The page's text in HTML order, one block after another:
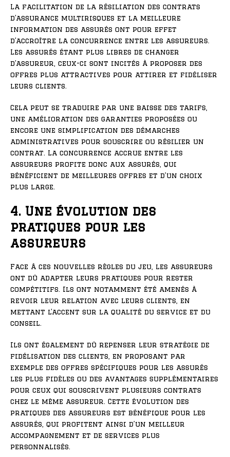
La facilitation de la résiliation des contrats
d’assurance multirisques et la meilleure
information des assurés ont pour effet
d’accroître la concurrence entre les assureurs.
Les assurés étant plus libres de changer
d’assureur, ceux-ci sont incités à proposer des
offres plus attractives pour attirer et fidéliser
leurs clients.
Cela peut se traduire par une baisse des tarifs,
une amélioration des garanties proposées ou
encore une simplification des démarches
administratives pour souscrire ou résilier un
contrat. La concurrence accrue entre les
assureurs profite donc aux assurés, qui
bénéficient de meilleures offres et d’un choix
plus large.
4. Une évolution des
pratiques pour les
assureurs
Face à ces nouvelles règles du jeu, les assureurs
ont dû adapter leurs pratiques pour rester
compétitifs. Ils ont notamment été amenés à
revoir leur relation avec leurs clients, en
mettant l’accent sur la qualité du service et du
conseil.
Ils ont également dû repenser leur stratégie de
fidélisation des clients, en proposant par
exemple des offres spécifiques pour les assurés
les plus fidèles ou des avantages supplémentaires
pour ceux qui souscrivent plusieurs contrats
chez le même assureur. Cette évolution des
pratiques des assureurs est bénéfique pour les
assurés, qui profitent ainsi d’un meilleur
accompagnement et de services plus
personnalisés.